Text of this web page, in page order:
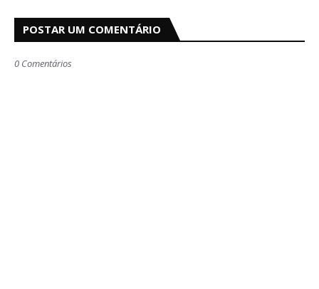
POSTAR UM COMENTÁRIO
0 Comentários